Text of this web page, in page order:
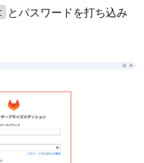
とパスワードを打ち込み